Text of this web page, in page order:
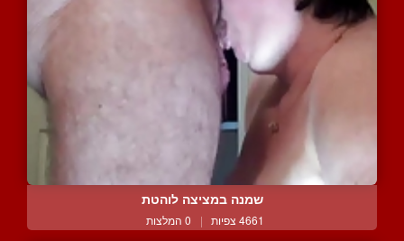
שמנה במציצה לוהטת
4661 צפיות | 0 המלצות